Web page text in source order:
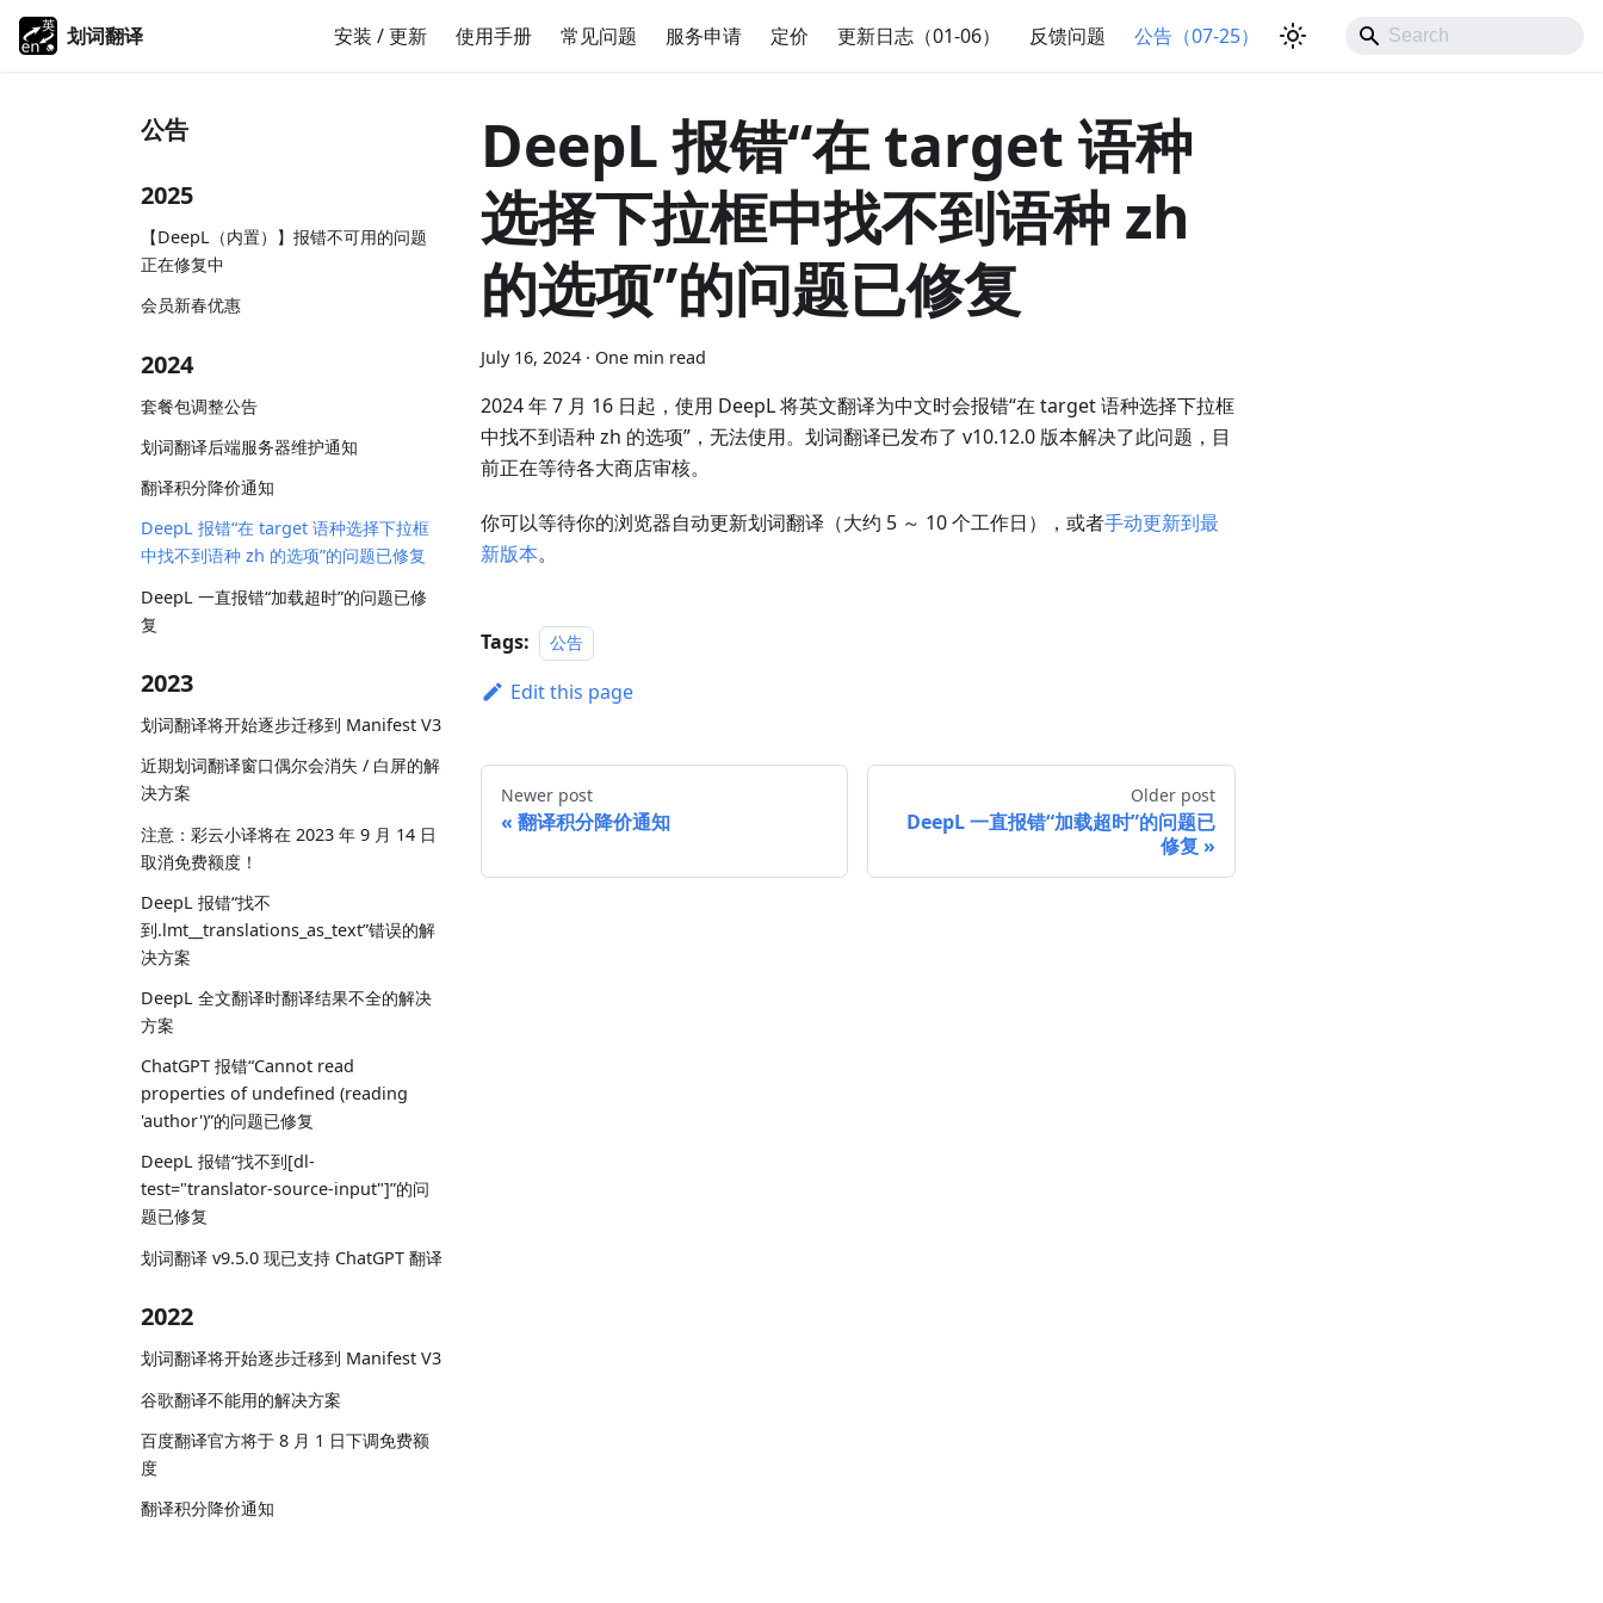
划词翻译 安装 / 更新 使用手册 常见问题 服务申请 定价 更新日志（01-06） 反馈问题 公告（07-25）
公告
2025
【DeepL（内置）】报错不可用的问题
正在修复中
会员新春优惠
2024
套餐包调整公告
划词翻译后端服务器维护通知
翻译积分降价通知
DeepL 报错“在 target 语种选择下拉框
中找不到语种 zh 的选项”的问题已修复
DeepL 一直报错“加载超时”的问题已修
复
2023
划词翻译将开始逐步迁移到 Manifest V3
近期划词翻译窗口偶尔会消失 / 白屏的解
决方案
注意：彩云小译将在 2023 年 9 月 14 日
取消免费额度！
DeepL 报错“找不
到.lmt__translations_as_text”错误的解
决方案
DeepL 全文翻译时翻译结果不全的解决
方案
ChatGPT 报错“Cannot read
properties of undefined (reading
'author')”的问题已修复
DeepL 报错“找不到[dl-
test="translator-source-input"]”的问
题已修复
划词翻译 v9.5.0 现已支持 ChatGPT 翻译
2022
划词翻译将开始逐步迁移到 Manifest V3
谷歌翻译不能用的解决方案
百度翻译官方将于 8 月 1 日下调免费额
度
翻译积分降价通知
DeepL 报错“在 target 语种
选择下拉框中找不到语种 zh
的选项”的问题已修复
July 16, 2024 · One min read
2024 年 7 月 16 日起，使用 DeepL 将英文翻译为中文时会报错“在 target 语种选择下拉框
中找不到语种 zh 的选项”，无法使用。划词翻译已发布了 v10.12.0 版本解决了此问题，目
前正在等待各大商店审核。
你可以等待你的浏览器自动更新划词翻译（大约 5 ～ 10 个工作日），或者手动更新到最
新版本。
Tags: 公告
Edit this page
Newer post
翻译积分降价通知
Older post
DeepL 一直报错“加载超时”的问题已
修复